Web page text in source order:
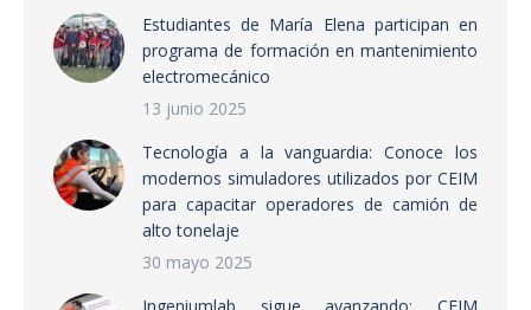
Estudiantes de María Elena participan en
programa de formación en mantenimiento
electromecánico
13 junio 2025
Tecnología a la vanguardia: Conoce los
modernos simuladores utilizados por CEIM
para capacitar operadores de camión de
alto tonelaje
30 mayo 2025